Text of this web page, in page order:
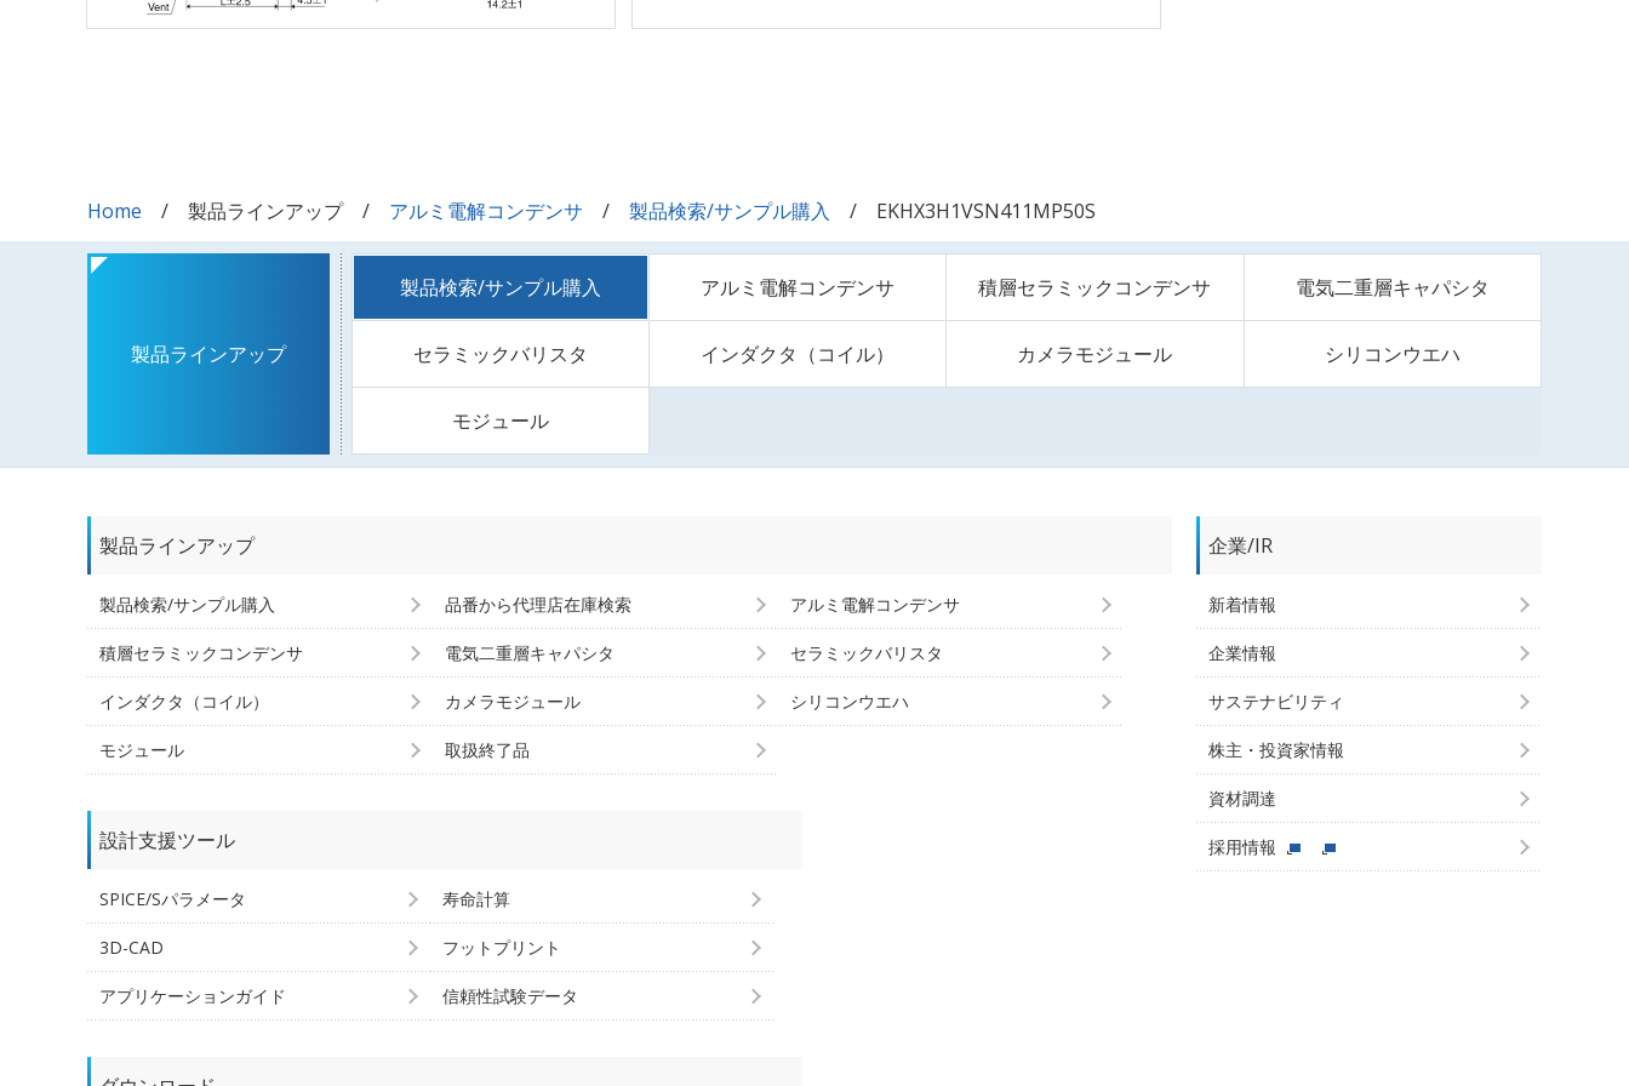
Home 製品ラインアップ アルミ電解コンデンサ 製品検索/サンプル購入 EKHX3H1VSN411MP50S
製品ラインアップ
製品検索/サンプル購入 アルミ電解コンデンサ 積層セラミックコンデンサ 電気二重層キャパシタ
セラミックバリスタ インダクタ（コイル） カメラモジュール シリコンウエハ
モジュール
製品ラインアップ
製品検索/サンプル購入 品番から代理店在庫検索 アルミ電解コンデンサ
積層セラミックコンデンサ 電気二重層キャパシタ セラミックバリスタ
インダクタ（コイル） カメラモジュール シリコンウエハ
モジュール 取扱終了品
設計支援ツール
SPICE/Sパラメータ 寿命計算
3D-CAD フットプリント
アプリケーションガイド 信頼性試験データ
企業/IR
新着情報
企業情報
サステナビリティ
株主・投資家情報
資材調達
採用情報